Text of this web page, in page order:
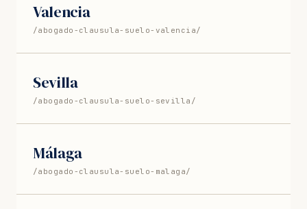
Valencia
/abogado-clausula-suelo-valencia/
Sevilla
/abogado-clausula-suelo-sevilla/
Málaga
/abogado-clausula-suelo-malaga/